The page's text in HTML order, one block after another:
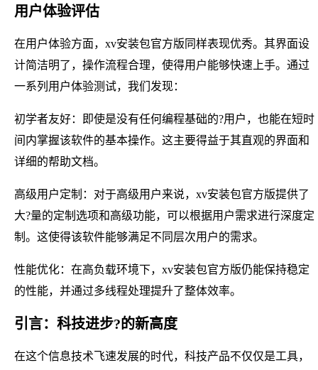
用户体验评估
在用户体验方面，xv安装包官方版同样表现优秀。其界面设
计简洁明了，操作流程合理，使得用户能够快速上手。通过
一系列用户体验测试，我们发现：
初学者友好：即使是没有任何编程基础的?用户，也能在短时
间内掌握该软件的基本操作。这主要得益于其直观的界面和
详细的帮助文档。
高级用户定制：对于高级用户来说，xv安装包官方版提供了
大?量的定制选项和高级功能，可以根据用户需求进行深度定
制。这使得该软件能够满足不同层次用户的需求。
性能优化：在高负载环境下，xv安装包官方版仍能保持稳定
的性能，并通过多线程处理提升了整体效率。
引言：科技进步?的新高度
在这个信息技术飞速发展的时代，科技产品不仅仅是工具，